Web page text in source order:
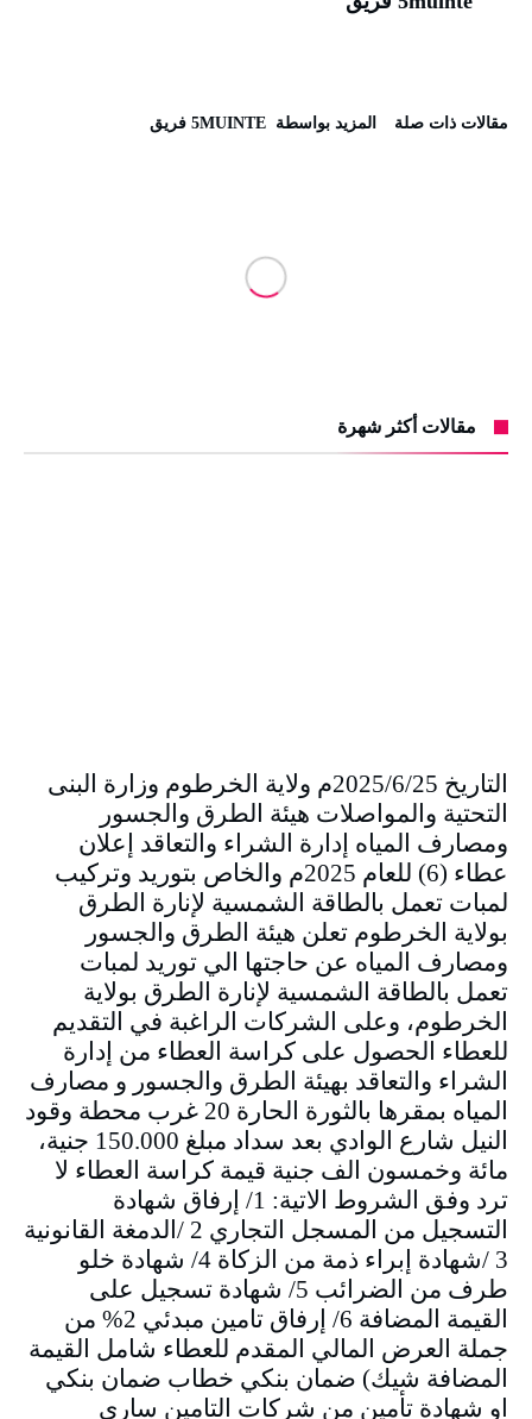
‫مقالات ذات صلة‬ ‫‫المزيد بواسطة‬ ‬ 5MUINTE فريق
مقالات أكثر شهرة
التاريخ 2025/6/25م ولاية الخرطوم وزارة البنى
التحتية والمواصلات هيئة الطرق والجسور
ومصارف المياه إدارة الشراء والتعاقد إعلان
عطاء (6) للعام 2025م والخاص بتوريد وتركيب
لمبات تعمل بالطاقة الشمسية لإنارة الطرق
بولاية الخرطوم تعلن هيئة الطرق والجسور
ومصارف المياه عن حاجتها الي توريد لمبات
تعمل بالطاقة الشمسية لإنارة الطرق بولاية
الخرطوم، وعلى الشركات الراغبة في التقديم
للعطاء الحصول على كراسة العطاء من إدارة
الشراء والتعاقد بهيئة الطرق والجسور و مصارف
المياه بمقرها بالثورة الحارة 20 غرب محطة وقود
النيل شارع الوادي بعد سداد مبلغ 150.000 جنية،
مائة وخمسون الف جنية قيمة كراسة العطاء لا
ترد وفق الشروط الاتية: 1/ إرفاق شهادة
التسجيل من المسجل التجاري 2 /الدمغة القانونية
3 /شهادة إبراء ذمة من الزكاة 4/ شهادة خلو
طرف من الضرائب 5/ شهادة تسجيل على
القيمة المضافة 6/ إرفاق تامين مبدئي 2% من
جملة العرض المالي المقدم للعطاء شامل القيمة
المضافة شيك) ضمان بنكي خطاب ضمان بنكي
او شهادة تأمين من شركات التامين ساري